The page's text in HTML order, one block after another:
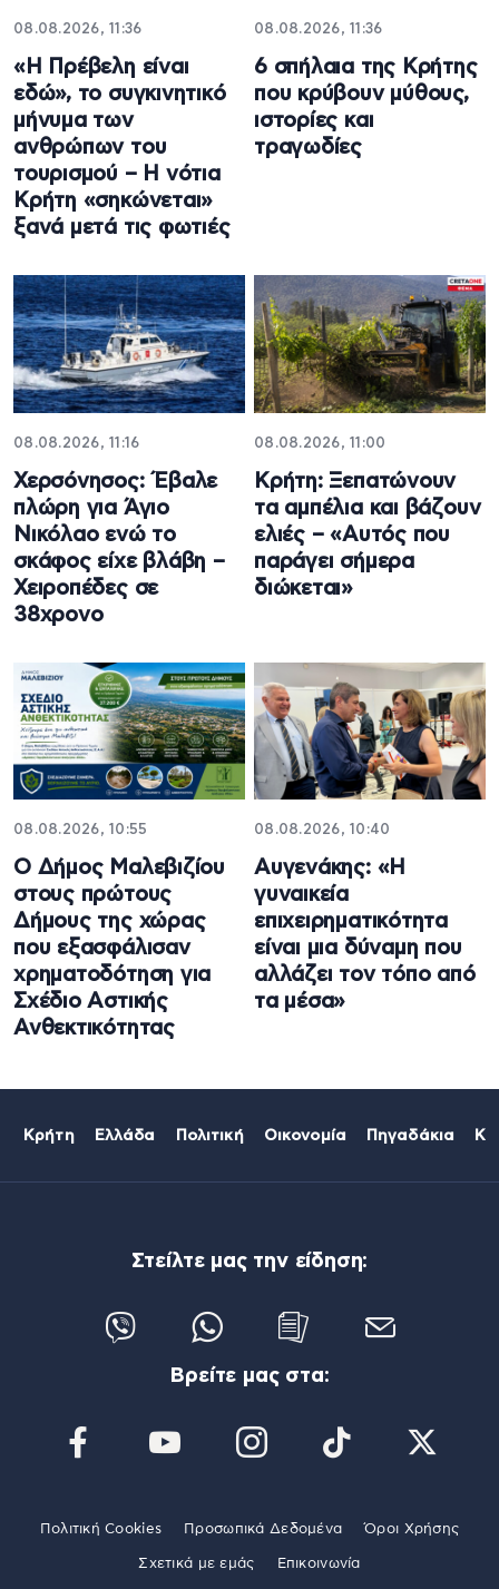
08.08.2026, 11:36
«Η Πρέβελη είναι
εδώ», το συγκινητικό
μήνυμα των
ανθρώπων του
τουρισμού – Η νότια
Κρήτη «σηκώνεται»
ξανά μετά τις φωτιές
08.08.2026, 11:36
6 σπήλαια της Κρήτης
που κρύβουν μύθους,
ιστορίες και
τραγωδίες
08.08.2026, 11:16
Χερσόνησος: Έβαλε
πλώρη για Άγιο
Νικόλαο ενώ το
σκάφος είχε βλάβη –
Χειροπέδες σε
38χρονο
08.08.2026, 11:00
Κρήτη: Ξεπατώνουν
τα αμπέλια και βάζουν
ελιές – «Αυτός που
παράγει σήμερα
διώκεται»
08.08.2026, 10:55
Ο Δήμος Μαλεβιζίου
στους πρώτους
Δήμους της χώρας
που εξασφάλισαν
χρηματοδότηση για
Σχέδιο Αστικής
Ανθεκτικότητας
08.08.2026, 10:40
Αυγενάκης: «Η
γυναικεία
επιχειρηματικότητα
είναι μια δύναμη που
αλλάζει τον τόπο από
τα μέσα»
Κρήτη Ελλάδα Πολιτική Οικονομία Πηγαδάκια
Στείλτε μας την είδηση:
Βρείτε μας στα:
Πολιτική Cookies Προσωπικά Δεδομένα Όροι Χρήσης
Σχετικά με εμάς Επικοινωνία